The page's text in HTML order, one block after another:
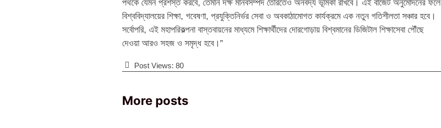
পথকে যেমন প্রশস্ত করবে, তেমনি দক্ষ মানবসম্পদ তৈরিতেও অনবদ্য ভূমিকা রাখবে। এই বাজেট অনুমোদনের ফলে
বিশ্ববিদ্যালয়ের শিক্ষা, গবেষণা, প্রযুক্তিনির্ভর সেবা ও অবকাঠামোগত কার্যক্রমে এক নতুন গতিশীলতা সঞ্চার হবে।
সর্বোপরি, এই মহাপরিকল্পনা বাস্তবায়নের মাধ্যমে শিক্ষার্থীদের দোরগোড়ায় বিশ্বমানের ডিজিটাল শিক্ষাসেবা পৌঁছে
দেওয়া আরও সহজ ও সমৃদ্ধ হবে।”
Post Views: 80
More posts